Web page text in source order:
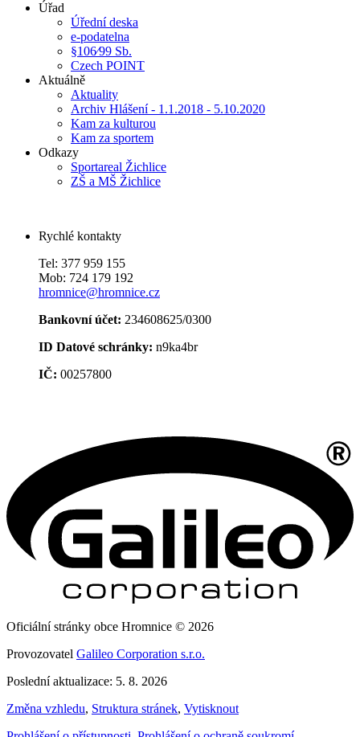
Úřad
Úřední deska
e-podatelna
§106⁄99 Sb.
Czech POINT
Aktuálně
Aktuality
Archiv Hlášení - 1.1.2018 - 5.10.2020
Kam za kulturou
Kam za sportem
Odkazy
Sportareal Žichlice
ZŠ a MŠ Žichlice
Rychlé kontakty
Tel: 377 959 155
Mob: 724 179 192
hromnice@hromnice.cz
Bankovní účet: 234608625/0300
ID Datové schránky: n9ka4br
IČ: 00257800
Oficiální stránky obce Hromnice © 2026
Provozovatel Galileo Corporation s.r.o.
Poslední aktualizace: 5. 8. 2026
Změna vzhledu, Struktura stránek, Vytisknout